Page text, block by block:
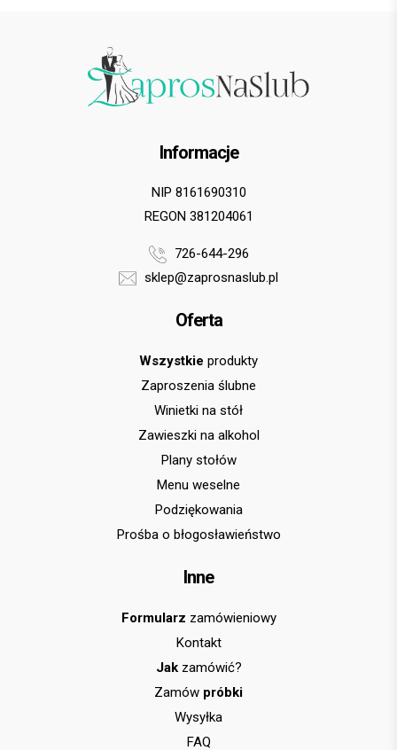
Informacje
NIP 8161690310
REGON 381204061
726-644-296
sklep@zaprosnaslub.pl
Oferta
Wszystkie produkty
Zaproszenia ślubne
Winietki na stół
Zawieszki na alkohol
Plany stołów
Menu weselne
Podziękowania
Prośba o błogosławieństwo
Inne
Formularz zamówieniowy
Kontakt
Jakzamówić?
Zamów próbki
Wysyłka
FAQ